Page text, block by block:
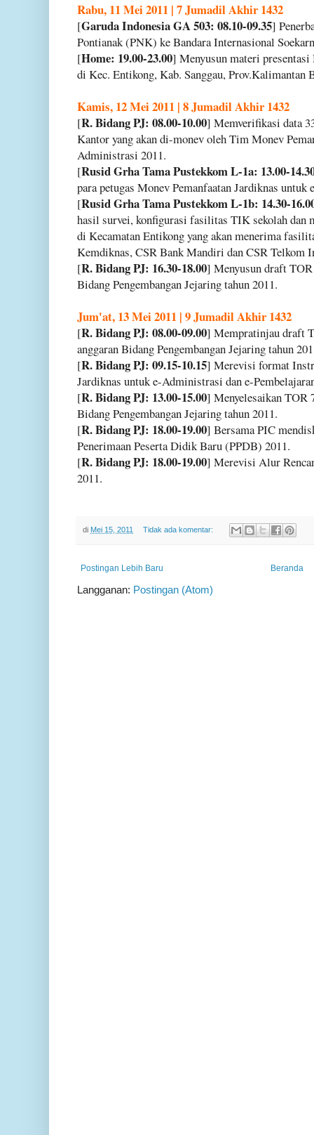
Rabu, 11 Mei 2011 | 7 Jumadil Akhir 1432
[Garuda Indonesia GA 503: 08.10-09.35]
Pontianak (PNK) ke Bandara Internasional
[Home: 19.00-23.00] Menyusun materi
di Kec. Entikong, Kab. Sanggau, Prov.Kalimantan
Kamis, 12 Mei 2011 | 8 Jumadil Akhir 1432
[R. Bidang PJ: 08.00-10.00] Memverifikasi data
Kantor yang akan di-monev oleh Tim Monev
Administrasi 2011.
[Rusid Grha Tama Pustekkom L-1a: 13.00-
para petugas Monev Pemanfaatan Jardiknas
[Rusid Grha Tama Pustekkom L-1b: 14.30-
hasil survei, konfigurasi fasilitas TIK sekolah
di Kecamatan Entikong yang akan menerima
Kemdiknas, CSR Bank Mandiri dan CSR Telkom
[R. Bidang PJ: 16.30-18.00] Menyusun draft
Bidang Pengembangan Jejaring tahun 2011.
Jum'at, 13 Mei 2011 | 9 Jumadil Akhir 1432
[R. Bidang PJ: 08.00-09.00] Mempratinjau draft
anggaran Bidang Pengembangan Jejaring tahun
[R. Bidang PJ: 09.15-10.15] Merevisi format
Jardiknas untuk e-Administrasi dan e-
[R. Bidang PJ: 13.00-15.00] Menyelesaikan TOR
Bidang Pengembangan Jejaring tahun 2011.
[R. Bidang PJ: 18.00-19.00] Bersama PIC
Penerimaan Peserta Didik Baru (PPDB) 2011.
[R. Bidang PJ: 18.00-19.00] Merevisi Alur
2011.
di Mei 15, 2011 Tidak ada komentar:
Postingan Lebih Baru Beranda
Langganan: Postingan (Atom)